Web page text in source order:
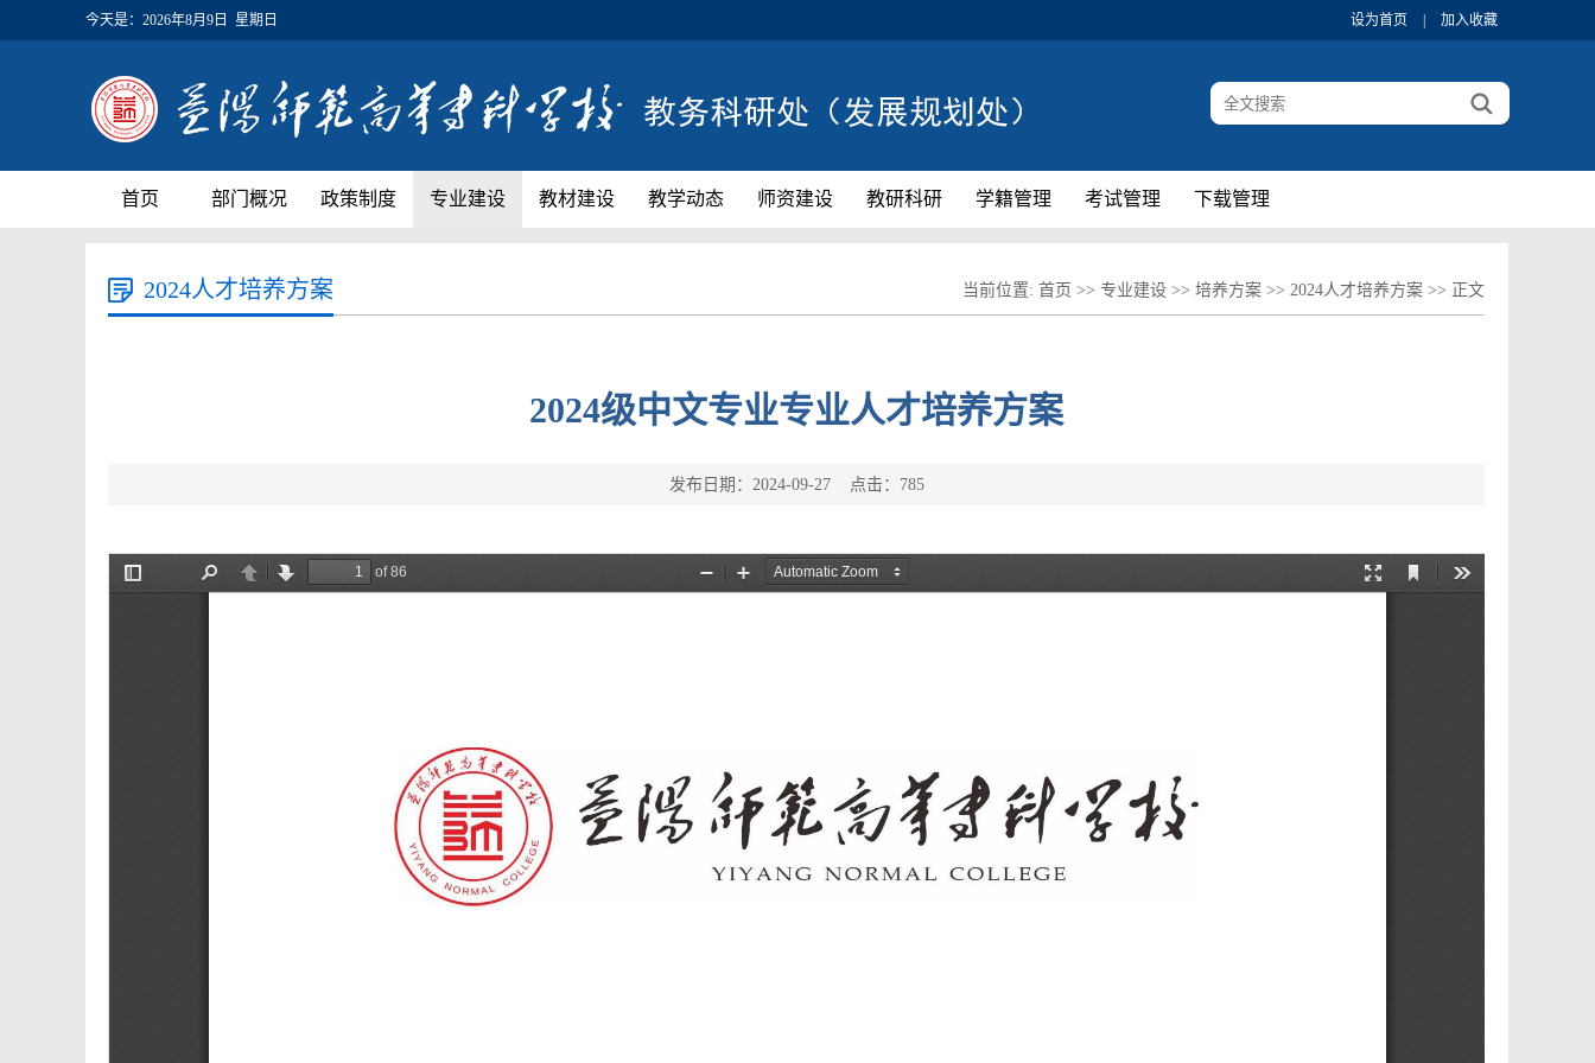
今天是： 2026年8月9日 星期日 设为首页 加入收藏
首页 部门概况 政策制度 专业建设 教材建设 教学动态 师资建设 教研科研 学籍管理 考试管理 下载管理
2024人才培养方案 当前位置: 首页 >> 专业建设 >> 培养方案 >> 2024人才培养方案 >> 正文
2024级中文专业专业人才培养方案
发布日期：2024-09-27 点击： 785